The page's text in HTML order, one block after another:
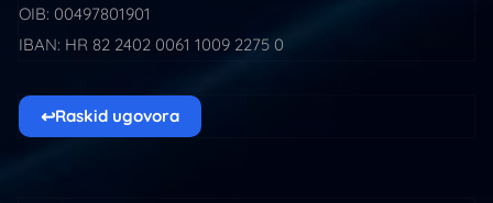
OIB: 00497801901
IBAN: HR 82 2402 0061 1009 2275 0
↩Raskid ugovora